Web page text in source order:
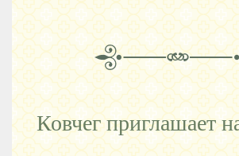
Ковчег приглашает